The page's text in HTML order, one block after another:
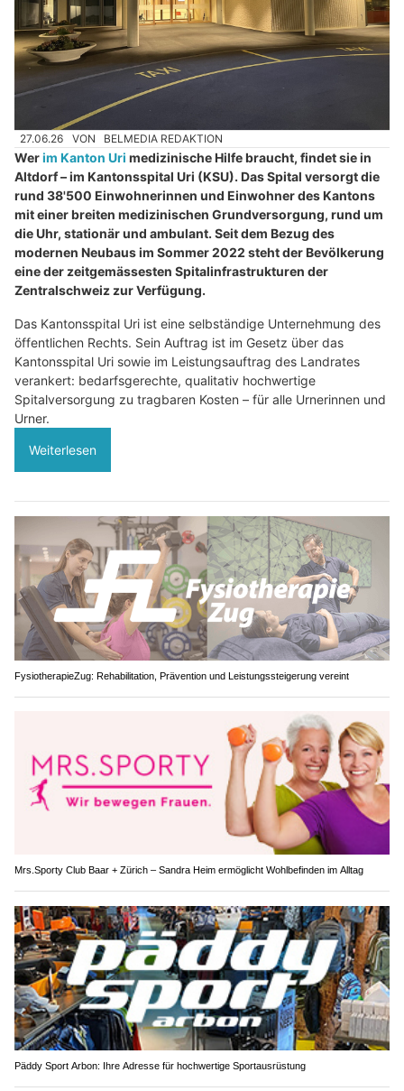
27.06.26 VON BELMEDIA REDAKTION
Werim Kanton Uri medizinische Hilfe braucht, findet sie in
Altdorf – im Kantonsspital Uri (KSU). Das Spital versorgt die
rund 38'500 Einwohnerinnen und Einwohner des Kantons
mit einer breiten medizinischen Grundversorgung, rund um
die Uhr, stationär und ambulant. Seit dem Bezug des
modernen Neubaus im Sommer 2022 steht der Bevölkerung
eine der zeitgemässesten Spitalinfrastrukturen der
Zentralschweiz zur Verfügung.
Das Kantonsspital Uri ist eine selbständige Unternehmung des
öffentlichen Rechts. Sein Auftrag ist im Gesetz über das
Kantonsspital Uri sowie im Leistungsauftrag des Landrates
verankert: bedarfsgerechte, qualitativ hochwertige
Spitalversorgung zu tragbaren Kosten – für alle Urnerinnen und
Urner.
Weiterlesen
FysiotherapieZug: Rehabilitation, Prävention und Leistungssteigerung vereint
Mrs.Sporty Club Baar + Zürich – Sandra Heim ermöglicht Wohlbefinden im Alltag
Päddy Sport Arbon: Ihre Adresse für hochwertige Sportausrüstung